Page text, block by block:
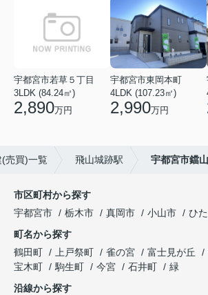
宇都宮市若草５丁目
3LDK (84.24㎡)
2,890万円
宇都宮市東岡本町
4LDK (107.23㎡)
2,990万円
売買)一覧 飛山城跡駅 宇都宮市鐺
市区町村から探す
宇都宮市
栃木市 真岡市 小山市 ひ
町名から探す
鶴田町
上戸祭町 雀の宮 富士見が丘
宝木町
駒生町 今宮 石井町
緑
沿線から探す